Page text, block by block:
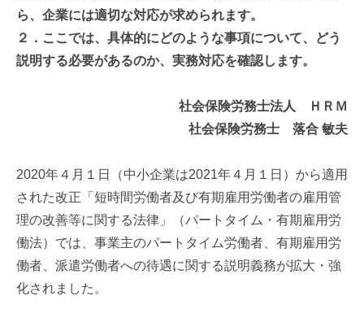
ら、企業には適切な対応が求められます。
２．ここでは、具体的にどのような事項について、どう
説明する必要があるのか、実務対応を確認します。
社会保険労務士法人 ＨＲＭ
社会保険労務士 落合 敏夫
2020年４月１日（中小企業は2021年４月１日）から適用
された改正「短時間労働者及び有期雇用労働者の雇用管
理の改善等に関する法律」（パートタイム・有期雇用労
働法）では、事業主のパートタイム労働者、有期雇用労
働者、派遣労働者への待遇に関する説明義務が拡大・強
化されました。